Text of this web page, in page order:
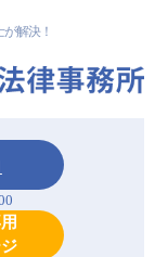
解決！